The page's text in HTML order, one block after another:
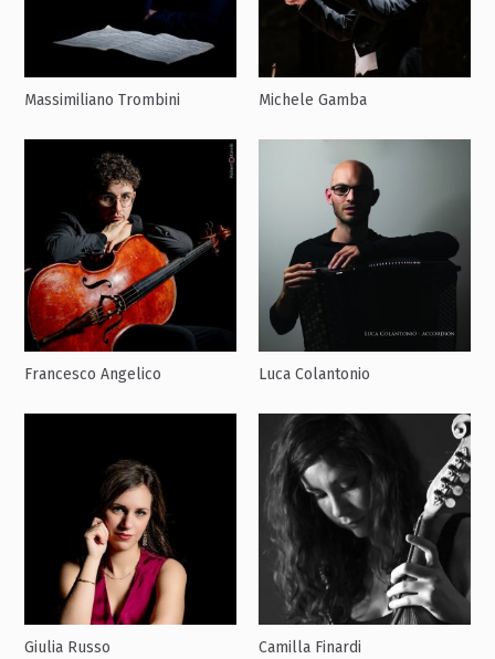
Massimiliano Trombini Michele Gamba
Francesco Angelico Luca Colantonio
Giulia Russo Camilla Finardi